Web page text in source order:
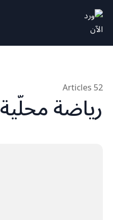
رياضة محلّية
52 Articles